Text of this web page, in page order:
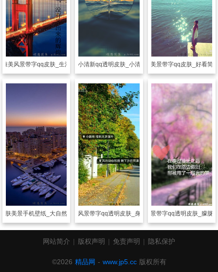
唯美风景带字qq皮肤_生活中的美景
透明皮肤 小清新qq透明皮肤_小清新的美景
透明皮肤 美景带字qq皮肤_好看简
肤美景手机壁纸_大自然的美景
透明皮肤 风景带字qq透明皮肤_身边的美景
透明皮肤 风景带字qq透明皮肤_朦胧
网站简介 | 版权声明 | 免责声明 | 隐私保护
©2026 精品网 - www.jp5.cc 版权所有